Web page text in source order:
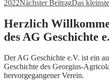
2022Nächster BeitragDas
Herzlich
des AG Geschichte
Der AG Geschichte e.V. ist ein
Geschichte des Georgius-
hervorgegangener Verein.